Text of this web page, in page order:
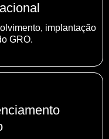
implantação
GRO.